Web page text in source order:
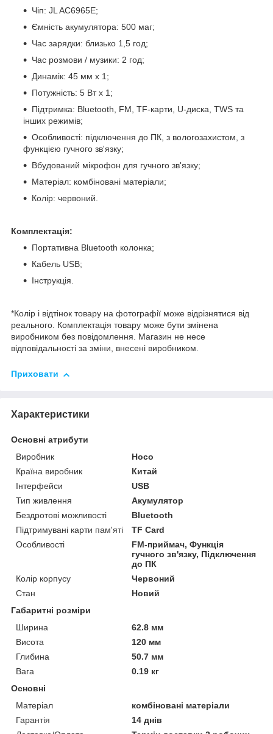
Чіп: JL AC6965E;
Ємність акумулятора: 500 маг;
Час зарядки: близько 1,5 год;
Час розмови / музики: 2 год;
Динамік: 45 мм х 1;
Потужність: 5 Вт х 1;
Підтримка: Bluetooth, FM, TF-карти, U-диска, TWS та
інших режимів;
Особливості: підключення до ПК, з вологозахистом, з
функцією гучного зв'язку;
Вбудований мікрофон для гучного зв'язку;
Матеріал: комбіновані матеріали;
Колір: червоний.
Комплектація:
Портативна Bluetooth колонка;
Кабель USB;
Інструкція.
*Колір і відтінок товару на фотографії може відрізнятися від
реального. Комплектація товару може бути змінена
виробником без повідомлення. Магазин не несе
відповідальності за зміни, внесені виробником.
Приховати
Характеристики
Основні атрибути
Виробник
Hoco
Країна виробник
Китай
Інтерфейси
USB
Тип живлення
Акумулятор
Бездротові можливості
Bluetooth
Підтримувані карти пам'яті
TF Card
Особливості
FM-приймач, Функція
гучного зв'язку, Підключення
до ПК
Колір корпусу
Червоний
Стан
Новий
Габаритні розміри
Ширина
62.8 мм
Висота
120 мм
Глибина
50.7 мм
Вага
0.19 кг
Основні
Матеріал
комбіновані матеріали
Гарантія
14 днів